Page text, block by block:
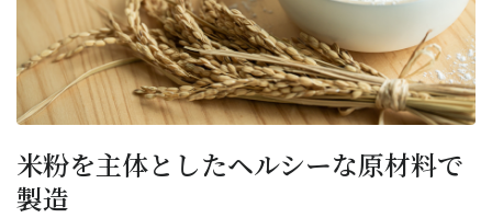
米粉を主体としたヘルシーな原材料で
製造